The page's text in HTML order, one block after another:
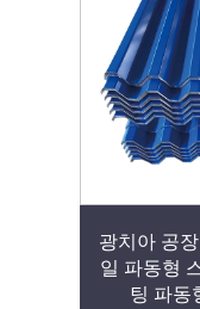
광치아 공
일 파동형
팅 파동